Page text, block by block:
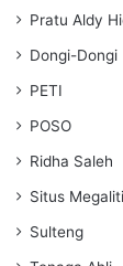
Pratu Aldy
Dongi-Dongi
PETI
POSO
Ridha Saleh
Situs
Sulteng